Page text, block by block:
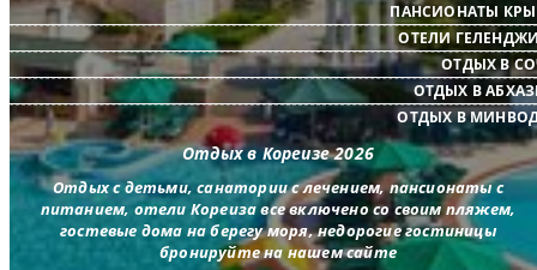
ПАНСИОНАТЫ
ОТЕЛИ
ОТДЫХ В
ОТДЫХ В
ОТДЫХ В
Отдых в Кореизе 2026
Отдых с детьми, санатории с лечением, пансионаты c
питанием, отели Кореиза все включено со своим пляжем,
гостевые дома на берегу моря, недорогие гостиницы
бронируйте на нашем сайте